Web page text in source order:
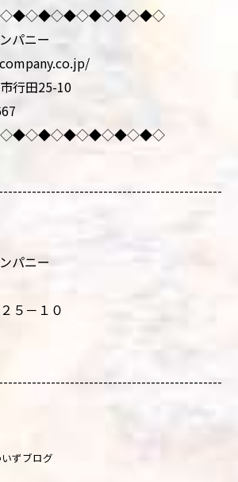
パニー
行田25-10
パニー
５－１０
ずブログ